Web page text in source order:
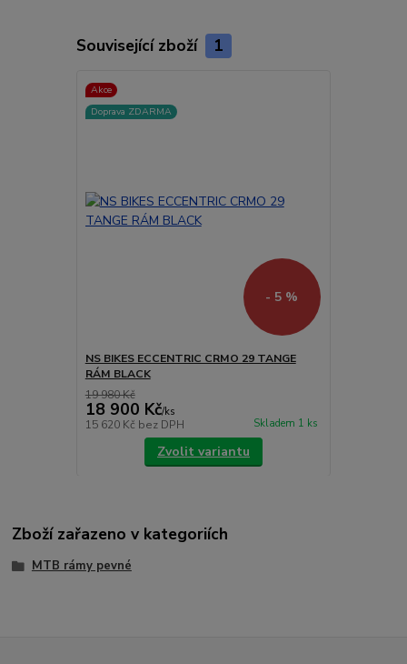
Související zboží 1
Akce
Doprava ZDARMA
- 5 %
NS BIKES ECCENTRIC CRMO 29 TANGE
RÁM BLACK
19 980 Kč
18 900 Kč/ks
15 620 Kč bez DPH Skladem 1 ks
Zvolit variantu
Zboží zařazeno v kategoriích
MTB rámy pevné